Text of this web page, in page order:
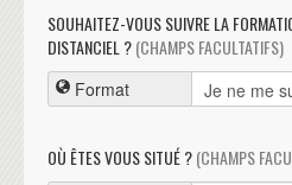
SOUHAITEZ-VOUS SUIVRE LA
DISTANCIEL ?(CHAMPS FACULTATIFS)
Format
OÙ ÊTES VOUS SITUÉ ?(CHAMPS